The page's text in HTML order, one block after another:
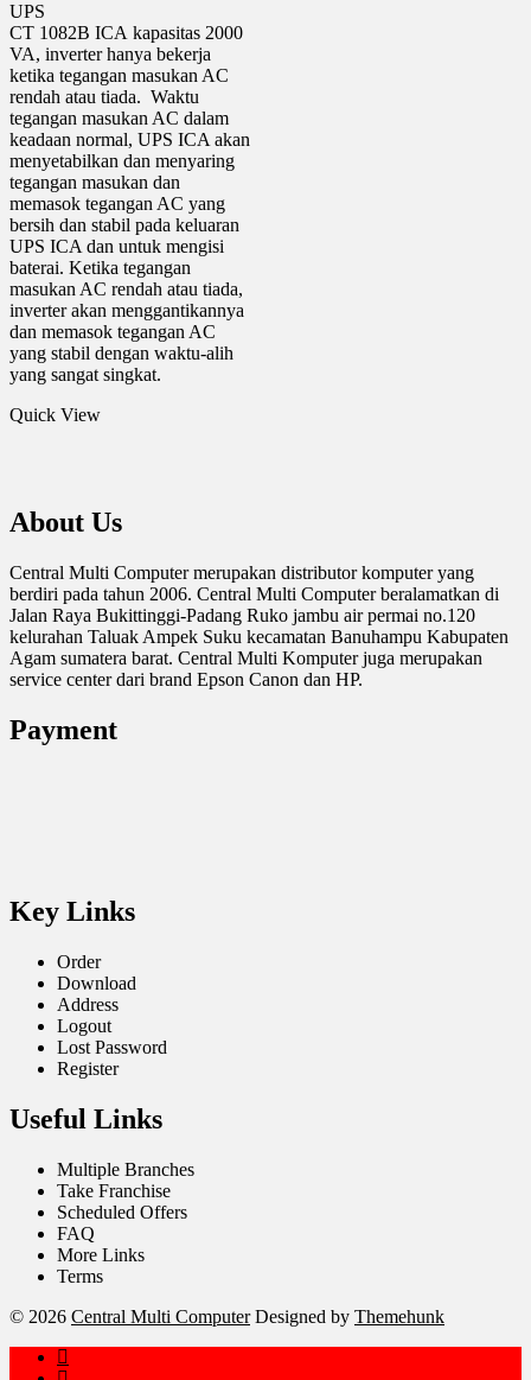
UPS
CT 1082B ICA kapasitas 2000
VA, inverter hanya bekerja
ketika tegangan masukan AC
rendah atau tiada. Waktu
tegangan masukan AC dalam
keadaan normal, UPS ICA akan
menyetabilkan dan menyaring
tegangan masukan dan
memasok tegangan AC yang
bersih dan stabil pada keluaran
UPS ICA dan untuk mengisi
baterai. Ketika tegangan
masukan AC rendah atau tiada,
inverter akan menggantikannya
dan memasok tegangan AC
yang stabil dengan waktu-alih
yang sangat singkat.
Quick View
About Us
Central Multi Computer merupakan distributor komputer yang
berdiri pada tahun 2006. Central Multi Computer beralamatkan di
Jalan Raya Bukittinggi-Padang Ruko jambu air permai no.120
kelurahan Taluak Ampek Suku kecamatan Banuhampu Kabupaten
Agam sumatera barat. Central Multi Komputer juga merupakan
service center dari brand Epson Canon dan HP.
Payment
Key Links
Order
Download
Address
Logout
Lost Password
Register
Useful Links
Multiple Branches
Take Franchise
Scheduled Offers
FAQ
More Links
Terms
© 2026 Central Multi Computer Designed by Themehunk